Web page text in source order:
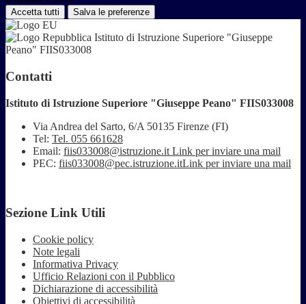
Accetta tutti Salva le preferenze
Istituto di Istruzione Superiore "Giuseppe
Peano" FIIS033008
Contatti
Istituto di Istruzione Superiore "Giuseppe Peano" FIIS033008
Via Andrea del Sarto, 6/A 50135 Firenze (FI)
Tel: Tel. 055 661628
Email: fiis033008@istruzione.it Link per inviare una mail
PEC: fiis033008@pec.istruzione.itLink per inviare una mail
Sezione Link Utili
Cookie policy
Note legali
Informativa Privacy
Ufficio Relazioni con il Pubblico
Dichiarazione di accessibilità
Obiettivi di accessibilità